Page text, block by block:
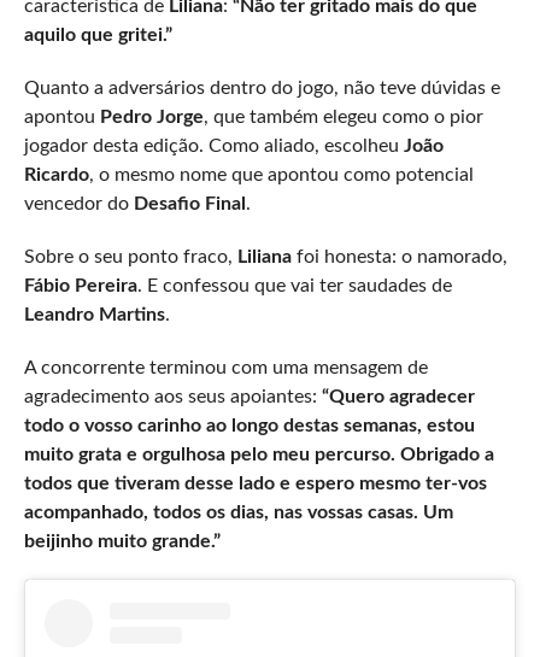
característica de Liliana: “Não ter gritado mais do que
aquilo que gritei.”
Quanto a adversários dentro do jogo, não teve dúvidas e
apontou Pedro Jorge, que também elegeu como o pior
jogador desta edição. Como aliado, escolheu João
Ricardo, o mesmo nome que apontou como potencial
vencedor do Desafio Final .
Sobre o seu ponto fraco, Lilianafoi honesta: o namorado,
Fábio Pereira. E confessou que vai ter saudades de
Leandro Martins.
A concorrente terminou com uma mensagem de
agradecimento aos seus apoiantes: “Quero agradecer
todo o vosso carinho ao longo destas semanas, estou
muito grata e orgulhosa pelo meu percurso. Obrigado a
todos que tiveram desse lado e espero mesmo ter-vos
acompanhado, todos os dias, nas vossas casas. Um
beijinho muito grande.”